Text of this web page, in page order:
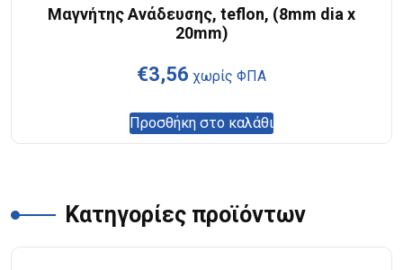
Μαγνήτης Ανάδευσης, teflon, (8mm dia x
20mm)
€3,56 χωρίς ΦΠΑ
Προσθήκη στο καλάθι
Κατηγορίες προϊόντων